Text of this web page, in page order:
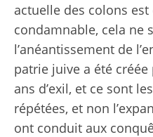
actuelle des colons
condamnable, cela ne
l’anéantissement de
patrie juive a été
ans d’exil, et ce sont
répétées, et non
ont conduit aux